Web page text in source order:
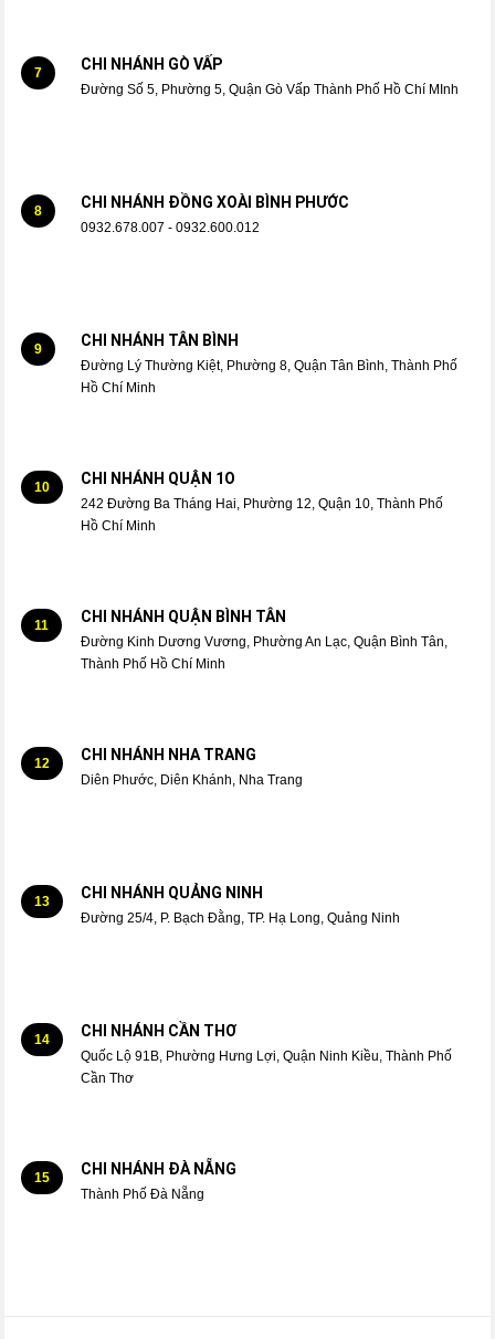
7 CHI NHÁNH GÒ VẤP
Đường Số 5, Phường 5, Quận Gò Vấp Thành Phố Hồ Chí MInh
8 CHI NHÁNH ĐỒNG XOÀI BÌNH PHƯỚC
0932.678.007 - 0932.600.012
9 CHI NHÁNH TÂN BÌNH
Đường Lý Thường Kiệt, Phường 8, Quận Tân Bình, Thành Phố
Hồ Chí Minh
10 CHI NHÁNH QUẬN 1O
242 Đường Ba Tháng Hai, Phường 12, Quận 10, Thành Phố
Hồ Chí Minh
11 CHI NHÁNH QUẬN BÌNH TÂN
Đường Kinh Dương Vương, Phường An Lạc, Quận Bình Tân,
Thành Phố Hồ Chí Minh
12 CHI NHÁNH NHA TRANG
Diên Phước, Diên Khánh, Nha Trang
13 CHI NHÁNH QUẢNG NINH
Đường 25/4, P. Bạch Đằng, TP. Hạ Long, Quảng Ninh
14 CHI NHÁNH CẦN THƠ
Quốc Lộ 91B, Phường Hưng Lợi, Quận Ninh Kiều, Thành Phố
Cần Thơ
15 CHI NHÁNH ĐÀ NẴNG
Thành Phố Đà Nẵng